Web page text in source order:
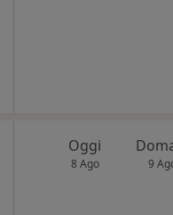
Oggi
8 Ago 9